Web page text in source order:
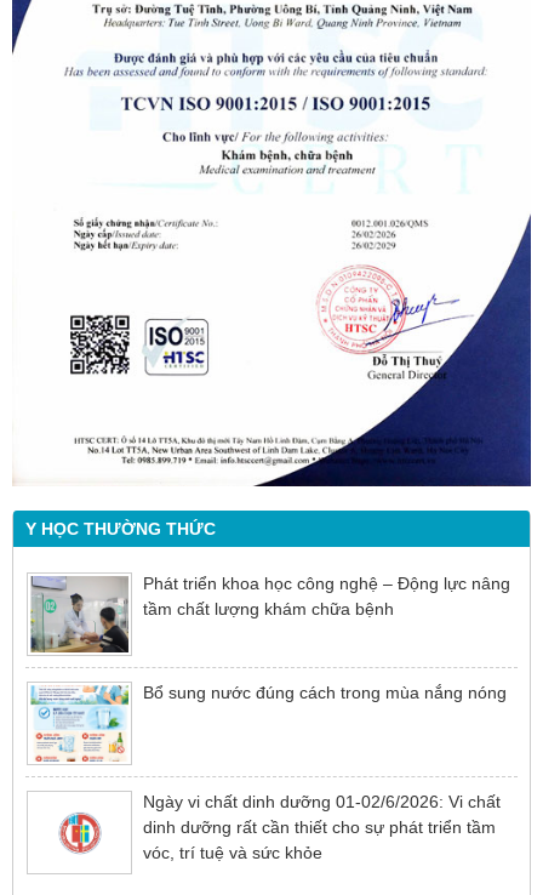
Y HỌC THƯỜNG THỨC
Phát triển khoa học công nghệ – Động lực nâng
tầm chất lượng khám chữa bệnh
Bổ sung nước đúng cách trong mùa nắng nóng
Ngày vi chất dinh dưỡng 01-02/6/2026: Vi chất
dinh dưỡng rất cần thiết cho sự phát triển tầm
vóc, trí tuệ và sức khỏe